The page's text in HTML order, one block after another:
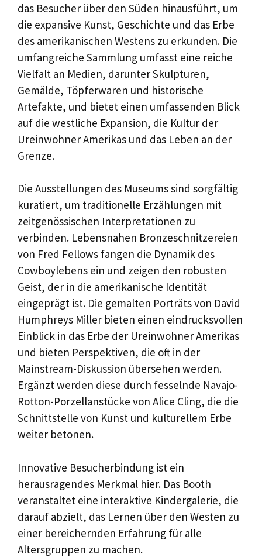
das Besucher über den Süden hinausführt, um
die expansive Kunst, Geschichte und das Erbe
des amerikanischen Westens zu erkunden. Die
umfangreiche Sammlung umfasst eine reiche
Vielfalt an Medien, darunter Skulpturen,
Gemälde, Töpferwaren und historische
Artefakte, und bietet einen umfassenden Blick
auf die westliche Expansion, die Kultur der
Ureinwohner Amerikas und das Leben an der
Grenze.
Die Ausstellungen des Museums sind sorgfältig
kuratiert, um traditionelle Erzählungen mit
zeitgenössischen Interpretationen zu
verbinden. Lebensnahen Bronzeschnitzereien
von Fred Fellows fangen die Dynamik des
Cowboylebens ein und zeigen den robusten
Geist, der in die amerikanische Identität
eingeprägt ist. Die gemalten Porträts von David
Humphreys Miller bieten einen eindrucksvollen
Einblick in das Erbe der Ureinwohner Amerikas
und bieten Perspektiven, die oft in der
Mainstream-Diskussion übersehen werden.
Ergänzt werden diese durch fesselnde Navajo-
Rotton-Porzellanstücke von Alice Cling, die die
Schnittstelle von Kunst und kulturellem Erbe
weiter betonen.
Innovative Besucherbindung ist ein
herausragendes Merkmal hier. Das Booth
veranstaltet eine interaktive Kindergalerie, die
darauf abzielt, das Lernen über den Westen zu
einer bereichernden Erfahrung für alle
Altersgruppen zu machen.